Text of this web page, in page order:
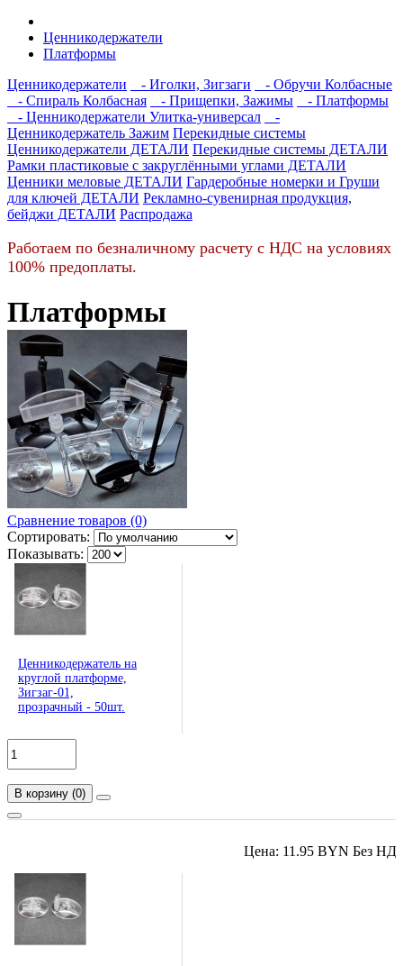
Ценникодержатели
Платформы
Ценникодержатели
- Иголки, Зигзаги
- Обручи Колбасные
- Cпираль Колбасная
- Прищепки, Зажимы
- Платформы
- Ценникодержатели Улитка-универсал
-
Ценникодержатель Зажим Перекидные системы
Ценникодержатели ДЕТАЛИ Перекидные системы ДЕТАЛИ
Рамки пластиковые c закруглёнными углами ДЕТАЛИ
Ценники меловые ДЕТАЛИ Гардеробные номерки и Груши
для ключей ДЕТАЛИ Рекламно-сувенирная продукция,
бейджи ДЕТАЛИ Распродажа
Работаем по безналичному расчету с НДС на условиях
100% предоплаты.
Платформы
Сравнение товаров (0)
Сортировать:
Показывать:
Ценникодержатель на
круглой платформе,
Зигзаг-01,
прозрачный - 50шт.
В корзину (0)
Цена: 11.95 BYN Без